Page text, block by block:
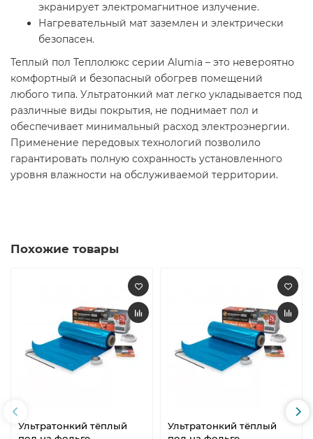
экранирует электромагнитное излучение.
Нагревательный мат заземлен и электрически
безопасен.
Теплый пол Теплолюкс серии Alumia – это невероятно
комфортный и безопасный обогрев помещений
любого типа. Ультратонкий мат легко укладывается под
различные виды покрытия, не поднимает пол и
обеспечивает минимальный расход электроэнергии.
Применение передовых технологий позволило
гарантировать полную сохранность установленного
уровня влажности на обслуживаемой территории.
Похожие товары
Ультратонкий тёплый
Ультратонкий тёплый